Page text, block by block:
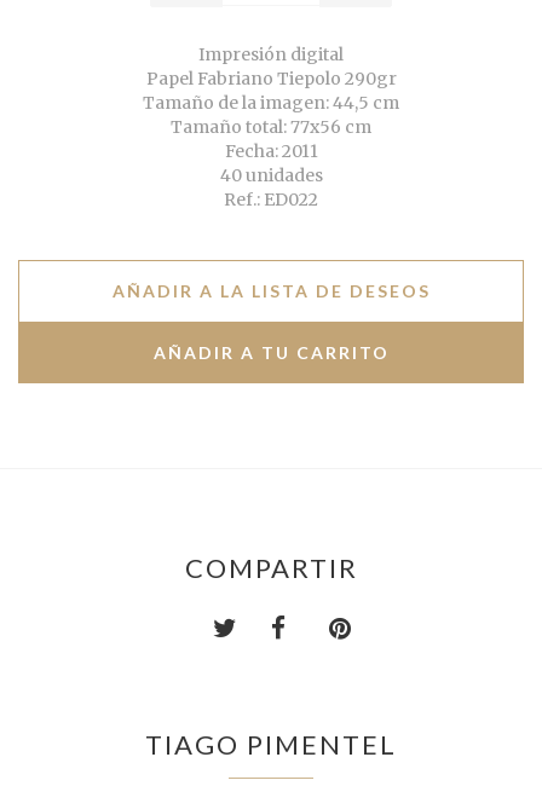
Impresión digital
Papel Fabriano Tiepolo 290gr
Tamaño de la imagen: 44,5 cm
Tamaño total: 77x56 cm
Fecha: 2011
40 unidades
Ref.: ED022
AÑADIR A LA LISTA DE DESEOS
COMPARTIR
TIAGO PIMENTEL